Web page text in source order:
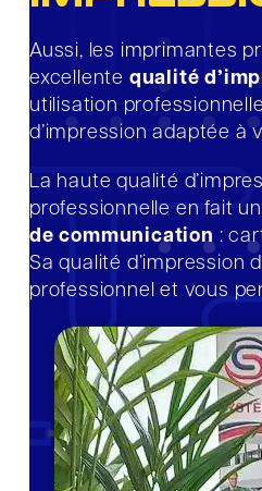
Aussi, les imprimantes
excellente qualité
utilisation
d’impression adaptée à
La haute qualité
professionnelle en fait
de communication :
Sa qualité d’impression
professionnel et vous